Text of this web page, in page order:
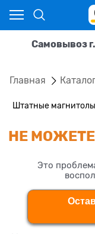
Самовывоз
Главная
Штатные магнитолы
НЕ
Это